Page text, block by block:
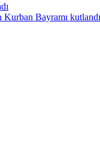
Kurban Bayramı